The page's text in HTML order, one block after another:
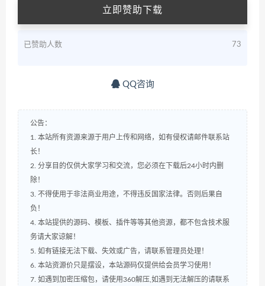
立即赞助下载
已赞助人数 73
QQ咨询
公告：
1. 本站所有资源来源于用户上传和网络，如有侵权请邮件联系站
长！
2. 分享目的仅供大家学习和交流，您必须在下载后24小时内删
除！
3. 不得使用于非法商业用途，不得违反国家法律。否则后果自
负！
4. 本站提供的源码、模板、插件等等其他资源，都不包含技术服
务请大家谅解！
5. 如有链接无法下载、失效或广告，请联系管理员处理！
6. 本站资源价只是摆设，本站源码仅提供给会员学习使用！
7. 如遇到加密压缩包，请使用360解压,如遇到无法解压的请联系